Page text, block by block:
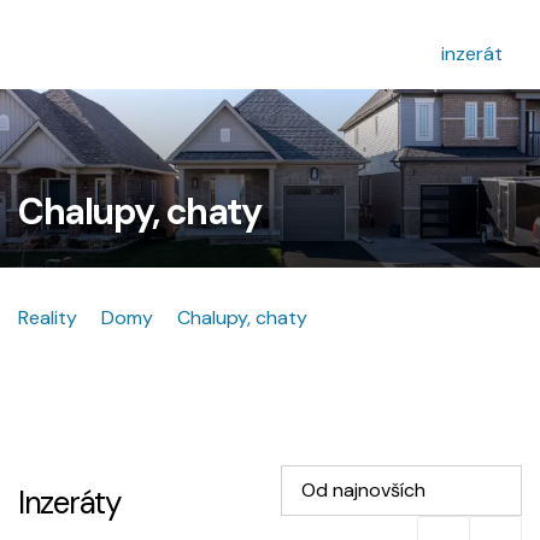
inzerát
Chalupy, chaty
Reality Domy Chalupy, chaty
Inzeráty Od najnovších